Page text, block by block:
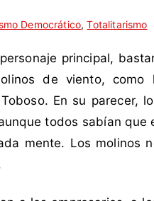
Democrático,Totalitarismo
principal,
de viento, como
En su parecer,
todos sabían que
mente. Los molinos